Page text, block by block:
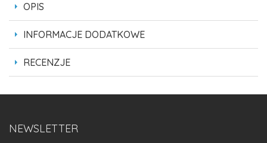
OPIS
INFORMACJE DODATKOWE
RECENZJE
NEWSLETTER